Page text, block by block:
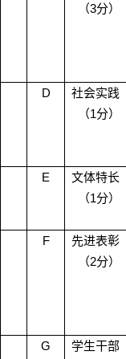
（3分）
D
社会实践
（1分）
E
文体特长
（1分）
F
先进表彰
（2分）
G
学生干部